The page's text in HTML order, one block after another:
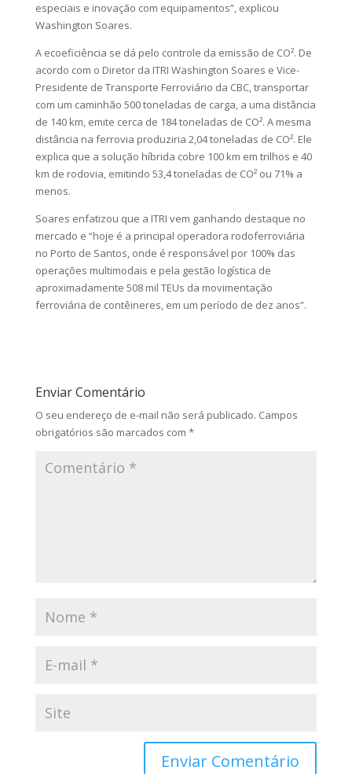
especiais e inovação com equipamentos”, explicou
Washington Soares.
A ecoeficiência se dá pelo controle da emissão de CO². De
acordo com o Diretor da ITRI Washington Soares e Vice-
Presidente de Transporte Ferroviário da CBC, transportar
com um caminhão 500 toneladas de carga, a uma distância
de 140 km, emite cerca de 184 toneladas de CO². A mesma
distância na ferrovia produziria 2,04 toneladas de CO². Ele
explica que a solução híbrida cobre 100 km em trilhos e 40
km de rodovia, emitindo 53,4 toneladas de CO² ou 71% a
menos.
Soares enfatizou que a ITRI vem ganhando destaque no
mercado e “hoje é a principal operadora rodoferroviária
no Porto de Santos, onde é responsável por 100% das
operações multimodais e pela gestão logística de
aproximadamente 508 mil TEUs da movimentação
ferroviária de contêineres, em um período de dez anos”.
Enviar Comentário
O seu endereço de e-mail não será publicado. Campos
obrigatórios são marcados com *